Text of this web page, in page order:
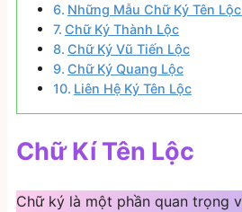
Những Mẫu Chữ Ký Tên
Chữ Ký Thành Lộc
Chữ Ký Vũ Tiến Lộc
Chữ Ký Quang Lộc
Liên Hệ Ký Tên Lộc
Chữ Kí Tên Lộc
Chữ ký là một phần quan trọng